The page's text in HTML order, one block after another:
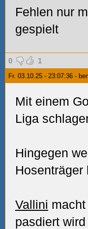
Fehlen nur
gespielt
0 1
Fr. 03.10.25 - 23:07:36 -
Mit einem
Liga
Hingegen
Hosenträger
Vallini
pasdiert